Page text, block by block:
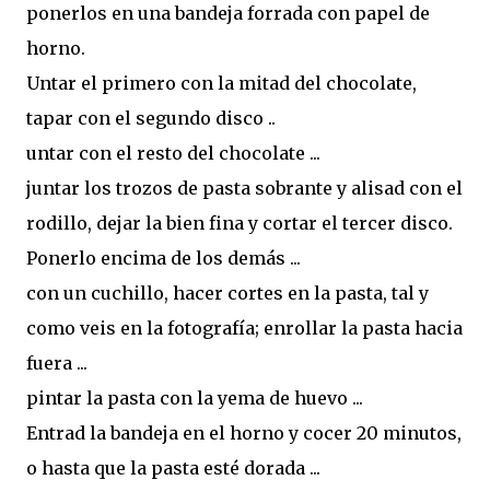
ponerlos en una bandeja forrada con papel de
horno.
Untar el primero con la mitad del chocolate,
tapar con el segundo disco ..
untar con el resto del chocolate ...
juntar los trozos de pasta sobrante y alisad con el
rodillo, dejar la bien fina y cortar el tercer disco.
Ponerlo encima de los demás ...
con un cuchillo, hacer cortes en la pasta, tal y
como veis en la fotografía; enrollar la pasta hacia
fuera ...
pintar la pasta con la yema de huevo ...
Entrad la bandeja en el horno y cocer 20 minutos,
o hasta que la pasta esté dorada ...